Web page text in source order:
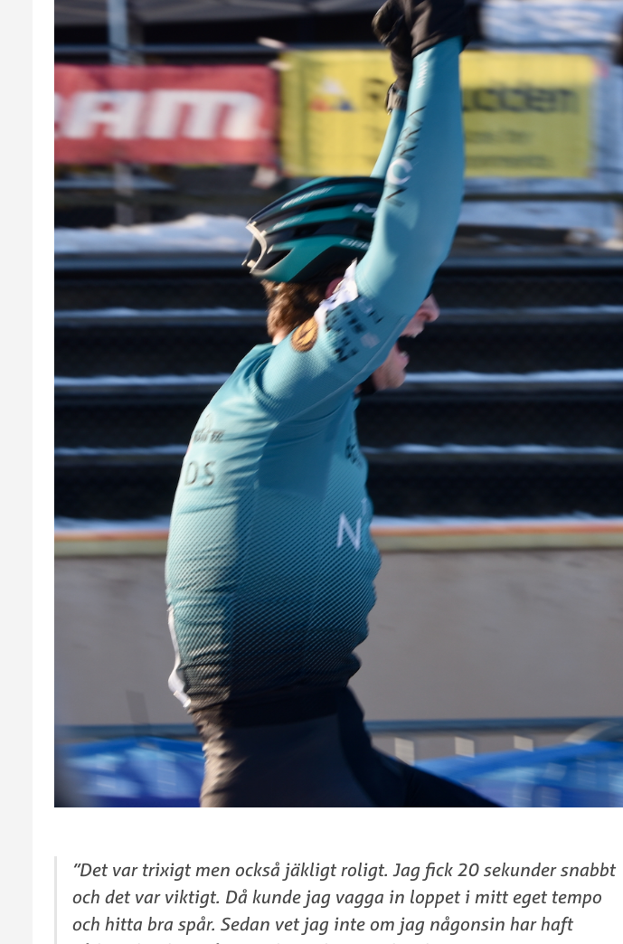
”Det var trixigt men också jäkligt roligt. Jag fick 20 sekunder snabbt
och det var viktigt. Då kunde jag vagga in loppet i mitt eget tempo
och hitta bra spår. Sedan vet jag inte om jag någonsin har haft